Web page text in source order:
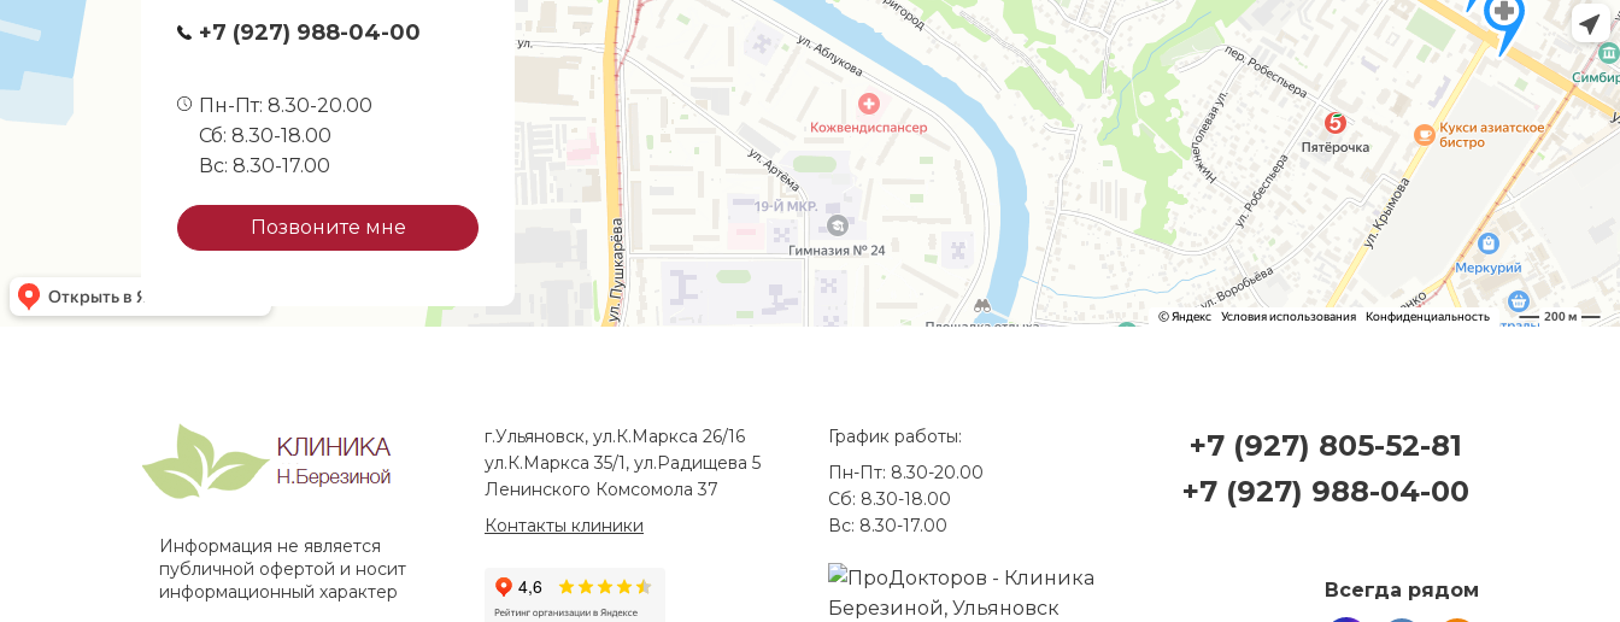
+7 (927) 988-04-00
Пн-Пт: 8.30-20.00
Сб: 8.30-18.00
Вс: 8.30-17.00
Позвоните мне
Информация не является
публичной офертой и носит
информационный характер
г.Ульяновск, ул.К.Маркса 26/16
ул.К.Маркса 35/1, ул.Радищева 5
Ленинского Комсомола 37
Контакты клиники
График работы:
Пн-Пт: 8.30-20.00
Сб: 8.30-18.00
Вс: 8.30-17.00
+7 (927) 805-52-81
+7 (927) 988-04-00
Всегда рядом